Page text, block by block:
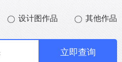
设计图作品 其他作品